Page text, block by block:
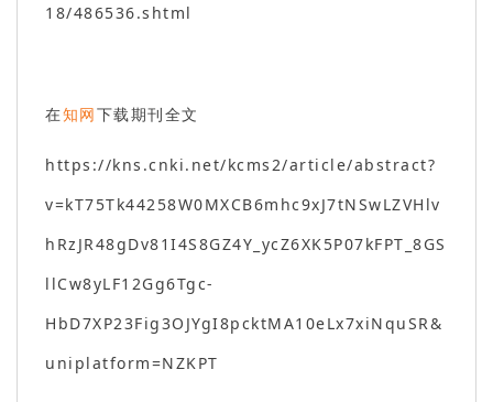
18/486536.shtml
在知网下载期刊全文
https://kns.cnki.net/kcms2/article/abstract?
v=kT75Tk44258W0MXCB6mhc9xJ7tNSwLZVHlv
hRzJR48gDv81I4S8GZ4Y_ycZ6XK5P07kFPT_8GS
llCw8yLF12Gg6Tgc-
HbD7XP23Fig3OJYgI8pcktMA10eLx7xiNquSR&
uniplatform=NZKPT